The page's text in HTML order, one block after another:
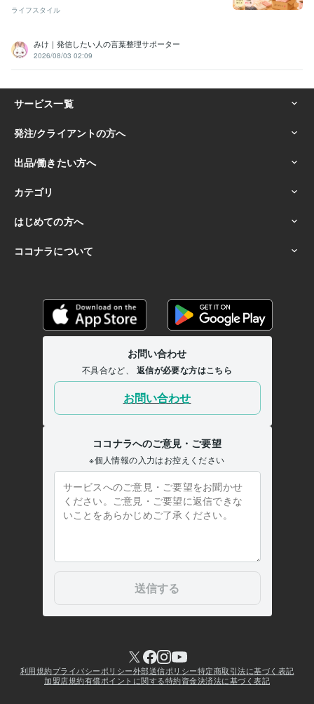
ライフスタイル
みけ｜発信したい人の言葉整理サポーター
2026/08/03 02:09